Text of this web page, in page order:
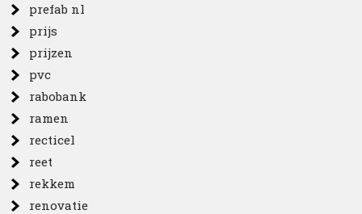
prefab nl
prijs
prijzen
pvc
rabobank
ramen
recticel
reet
rekkem
renovatie